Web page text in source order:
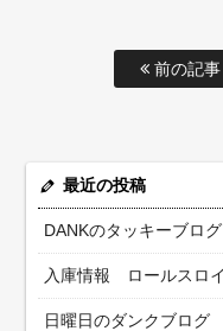
前の記事
最近の投稿
DANKのタッキーブロ
入庫情報 ロールスロ
日曜日のダンクブ